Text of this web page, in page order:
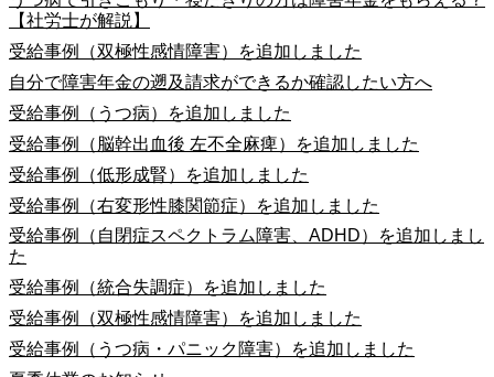
【社労士が解説】
受給事例（双極性感情障害）を追加しました
自分で障害年金の遡及請求ができるか確認したい方へ
受給事例（うつ病）を追加しました
受給事例（脳幹出血後 左不全麻痺）を追加しました
受給事例（低形成腎）を追加しました
受給事例（右変形性膝関節症）を追加しました
受給事例（自閉症スペクトラム障害、ADHD）を追加しまし
た
受給事例（統合失調症）を追加しました
受給事例（双極性感情障害）を追加しました
受給事例（うつ病・パニック障害）を追加しました